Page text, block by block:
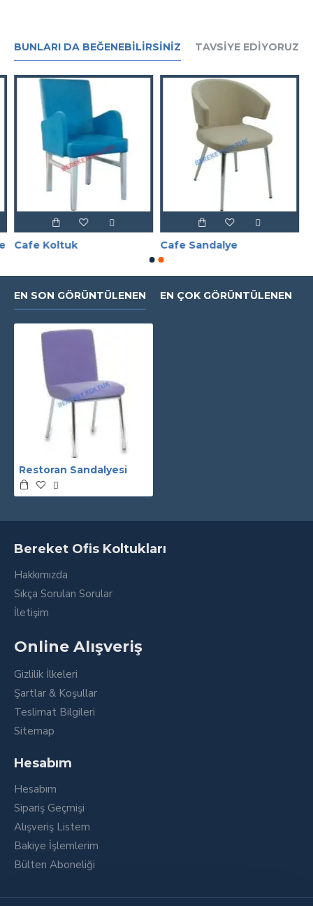
BUNLARI DA BEĞENEBILIRSINIZ TAVSIYE EDIYORUZ
Cafe Koltuk Cafe Sandalye
EN SON GÖRÜNTÜLENEN EN ÇOK GÖRÜNTÜLENEN
Restoran Sandalyesi
Bereket Ofis Koltukları
Hakkımızda
Sıkça Sorulan Sorular
İletişim
Online Alışveriş
Gizlilik İlkeleri
Şartlar & Koşullar
Teslimat Bilgileri
Sitemap
Hesabım
Hesabım
Sipariş Geçmişi
Alışveriş Listem
Bakiye İşlemlerim
Bülten Aboneliği